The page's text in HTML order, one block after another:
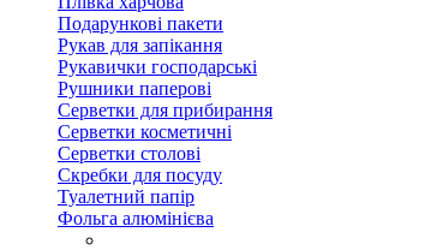
Подарункові пакети
Рукав для запікання
Рукавички господарські
Рушники паперові
Серветки для прибирання
Серветки косметичні
Серветки столові
Скребки для посуду
Туалетний папір
Фольга алюмінієва